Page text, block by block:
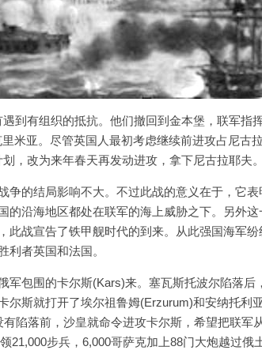
到有组织的抵抗。他们撤回到金本堡，联军指
米亚。尽管英国人最初考虑继续前进攻占尼古
，改为来年春天再发动进攻，拿下尼古拉耶夫。
的结局影响不大。不过此战的意义在于，它表
的沿海地区都处在联军的海上威胁之下。另外这
战宣告了铁甲舰时代的到来。从此强国海军纷
利者英国和法国。
包围的卡尔斯(Kars)来。塞瓦斯托波尔陷落后
尔斯就打开了埃尔祖鲁姆(Erzurum)和安纳托利
陷落前，沙皇就命令进攻卡尔斯，希望把联军
步兵，6,000哥萨克加上88门大炮越过俄